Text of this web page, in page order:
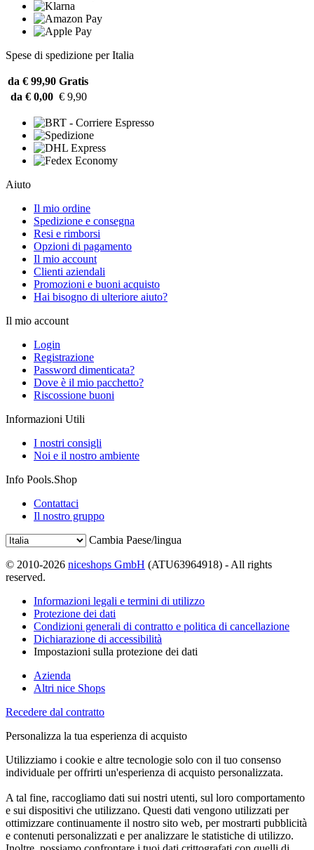
Spese di spedizione per Italia
da € 99,90 Gratis
da € 0,00 € 9,90
Aiuto
Il mio ordine
Spedizione e consegna
Resi e rimborsi
Opzioni di pagamento
Il mio account
Clienti aziendali
Promozioni e buoni acquisto
Hai bisogno di ulteriore aiuto?
Il mio account
Login
Registrazione
Password dimenticata?
Dove è il mio pacchetto?
Riscossione buoni
Informazioni Utili
I nostri consigli
Noi e il nostro ambiente
Info Pools.Shop
Contattaci
Il nostro gruppo
Cambia Paese/lingua
© 2010-2026 niceshops GmbH (ATU63964918) - All rights
reserved.
Informazioni legali e termini di utilizzo
Protezione dei dati
Condizioni generali di contratto e politica di cancellazione
Dichiarazione di accessibilità
Impostazioni sulla protezione dei dati
Azienda
Altri nice Shops
Recedere dal contratto
Personalizza la tua esperienza di acquisto
Utilizziamo i cookie e altre tecnologie solo con il tuo consenso
individuale per offrirti un'esperienza di acquisto personalizzata.
A tal fine, raccogliamo dati sui nostri utenti, sul loro comportamento
e sui dispositivi che utilizzano. Questi dati vengono utilizzati per
ottimizzare continuamente il nostro sito web, per mostrarti pubblicità
e contenuti personalizzati e per analizzare le statistiche di utilizzo.